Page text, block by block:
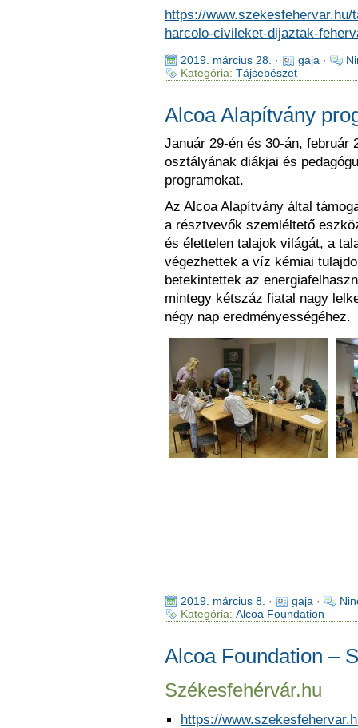
https://
harcolo-civileket-dijaztak-
2019. március 28. · gaja ·
Kategória: Tájsebészet
Alcoa Alapítvány
Január 29-én és 30-án, február
osztályának diákjai és
programokat.
Az Alcoa Alapítvány által
a résztvevők szemléltető
és élettelen talajok világát, a
végezhettek a víz kémiai
betekintettek az
mintegy kétszáz fiatal nagy
négy nap eredményességéhez.
2019. március 8. · gaja ·
Kategória: Alcoa Foundation
Alcoa Foundation –
Székesfehérvár.hu
https://